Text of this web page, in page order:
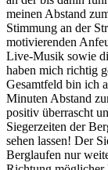
meinen Abstand
Stimmung an der
motivierenden
Live-Musik sowie
haben mich richtig
Gesamtfeld bin ich
Minuten Abstand
positiv überrascht
Siegerzeiten der
sehen lassen! Der
Berglaufen nur